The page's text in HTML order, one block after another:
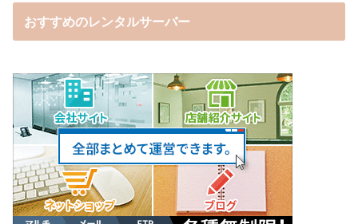
おすすめのレンタルサーバー